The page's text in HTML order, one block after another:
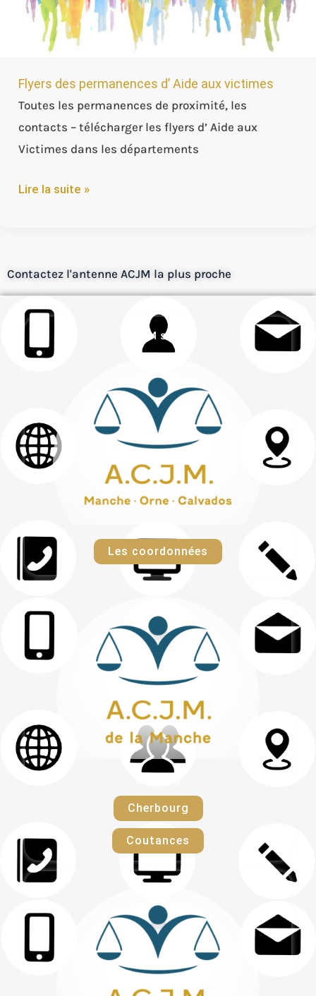
Flyers des permanences d’ Aide aux victimes
Toutes les permanences de proximité, les
contacts – télécharger les flyers d’ Aide aux
Victimes dans les départements
permanences
victimes
Lire la suite »
Contactez l'antenne ACJM la plus proche
ACJM siège
Les coordonnées
Cherbourg
Coutances